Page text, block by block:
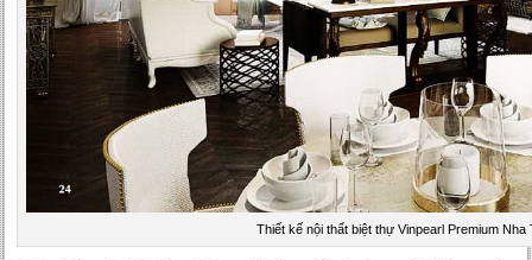
Thiết kế nội thất biệt thự Vinpearl Premium Nha